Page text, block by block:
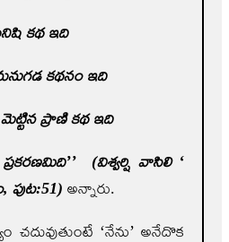
షి కథ ఇది
కథనం ఇది
ప్రాణి కథ ఇది
(విశ్వర్షి వాసిలి ‘
, పుట:51) అన్నారు.
చదువుతుంటే ‘నేను’ అనేదొక